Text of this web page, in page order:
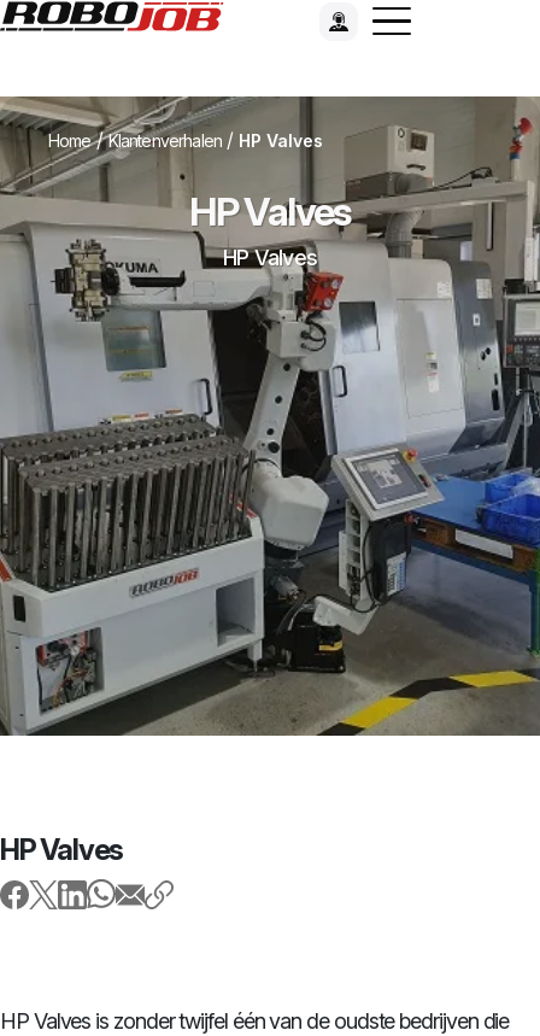
Home/Klantenverhalen / HP Valves
HP Valves
HP Valves
HP Valves
HP Valves is zonder twijfel één van de oudste bedrijven die